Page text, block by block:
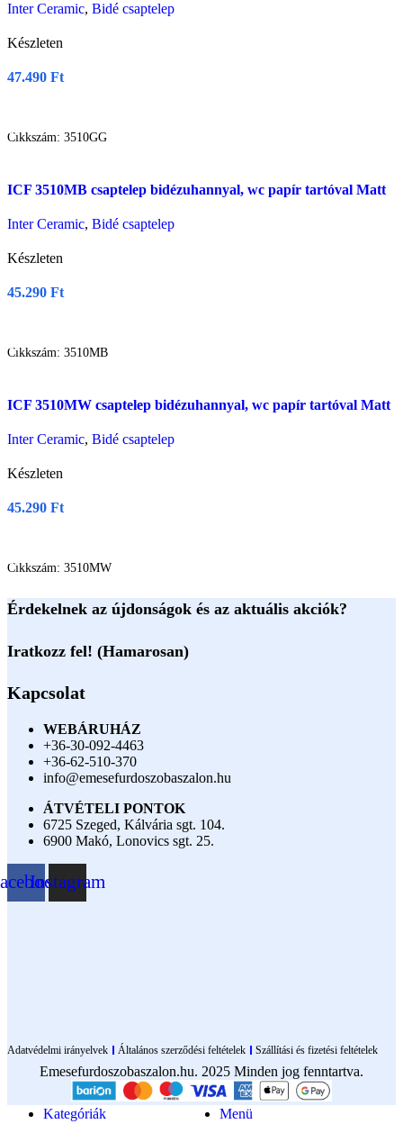
Inter Ceramic, Bidé csaptelep
Készleten
47.490 Ft
Cikkszám: 3510GG
Gyors nézet
ICF 3510MB csaptelep bidézuhannyal, wc papír tartóval Matt
Inter Ceramic, Bidé csaptelep
Készleten
45.290 Ft
Cikkszám: 3510MB
Gyors nézet
ICF 3510MW csaptelep bidézuhannyal, wc papír tartóval Matt
Inter Ceramic, Bidé csaptelep
Készleten
45.290 Ft
Cikkszám: 3510MW
Érdekelnek az újdonságok és az aktuális akciók?
Iratkozz fel! (Hamarosan)
Kapcsolat
WEBÁRUHÁZ
+36-30-092-4463
+36-62-510-370
info@emesefurdoszobaszalon.hu
ÁTVÉTELI PONTOK
6725 Szeged, Kálvária sgt. 104.​
6900 Makó, Lonovics sgt. 25.
Instagram
Adatvédelmi irányelvek Általános szerződési feltételek Szállítási és fizetési feltételek
Emesefurdoszobaszalon.hu. 2025 Minden jog fenntartva.
Menü
Kategóriák